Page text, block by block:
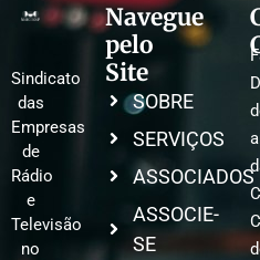
Sindicato
das
Empresas
de
Rádio
e
Televisão
no
Navegue
pelo
Site
SOBRE
SERVIÇOS
ASSOCIADOS
ASSOCIE-
SE